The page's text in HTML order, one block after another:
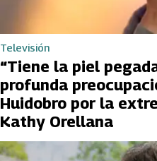
Televisión
“Tiene la piel
profunda
Huidobro por la
Kathy Orellana